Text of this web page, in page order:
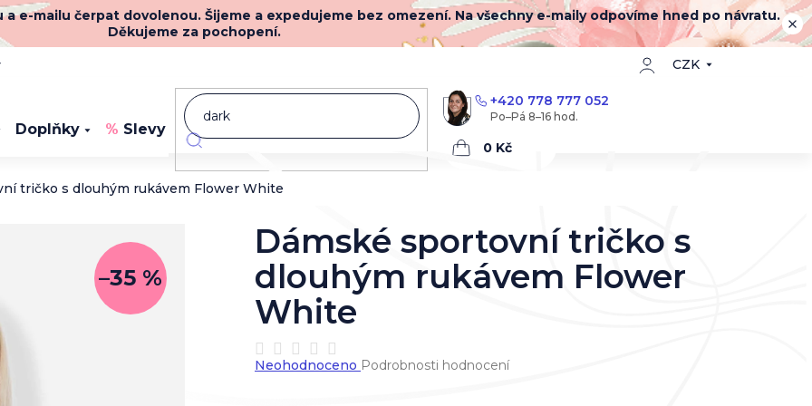
e-mailu čerpat dovolenou. Šijeme a expedujeme bez omezení. Na všechny e-maily odpovíme hned po návratu.
Děkujeme za pochopení.
CZK
+420 778 777 052
Nákupní
Doplňky Slevy Novinky
tričko s dlouhým rukávem Flower White
–35 %
Dámské sportovní tričko s
dlouhým rukávem Flower
White
Průměrné
hodnocení
Neohodnoceno Podrobnosti hodnocení